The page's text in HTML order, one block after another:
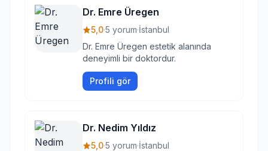
Dr. Emre Üregen
5,0·5 yorum·İstanbul
Dr. Emre Üregen estetik alanında
deneyimli bir doktordur.
Profili gör
Dr. Nedim Yıldız
5,0·5 yorum·İstanbul